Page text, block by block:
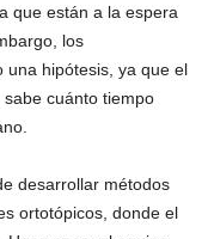
que están a la espera
los
una hipótesis, ya que el
cuánto tiempo
desarrollar métodos
ortotópicos, donde el